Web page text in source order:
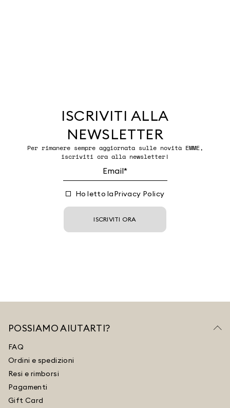
ISCRIVITI ALLA
NEWSLETTER
Per rimanere sempre aggiornata sulle novità EMME,
iscriviti ora alla newsletter!
Ho letto laPrivacy Policy
ISCRIVITI ORA
POSSIAMO AIUTARTI?
FAQ
Ordini e spedizioni
Resi e rimborsi
Pagamenti
Gift Card